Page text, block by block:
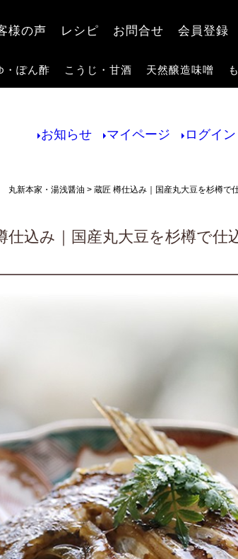
様の声 レシピ お問合せ 会員登録
・ぽん酢 こうじ・甘酒 天然醸造味噌
お知らせ マイページ ログイン
丸新本家・湯浅醤油 蔵匠 樽仕込み｜国産丸大豆を杉樽で
仕込み｜国産丸大豆を杉樽で仕